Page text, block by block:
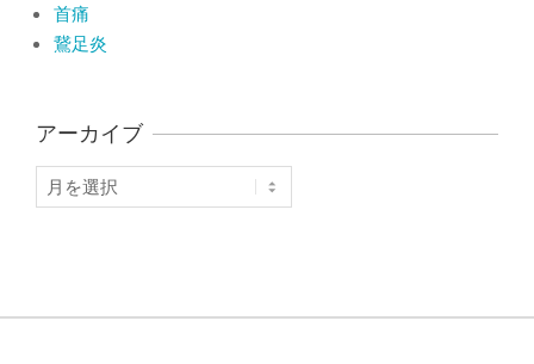
首痛
鵞足炎
アーカイブ
ア
ー